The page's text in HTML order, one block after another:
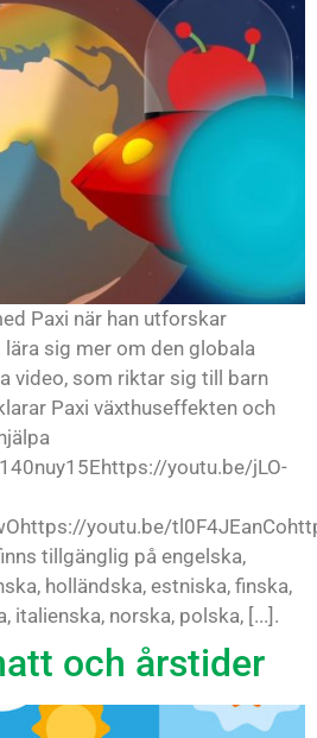
Paxi när han utforskar
sig mer om den globala
video, som riktar sig till barn
Paxi växthuseffekten och
youtu.be/jLO-
youtu.be/
tillgänglig på engelska,
holländska, estniska, finska,
italienska, norska, polska, [...].
och årstider